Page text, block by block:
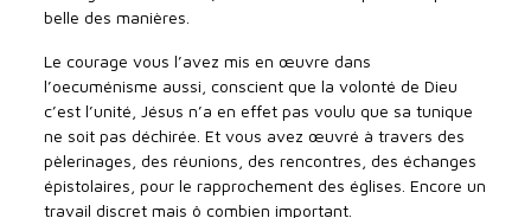
belle des manières.
Le courage vous l’avez mis en œuvre dans
l’oecuménisme aussi, conscient que la volonté de Dieu
c’est l’unité, Jésus n’a en effet pas voulu que sa tunique
ne soit pas déchirée. Et vous avez œuvré à travers des
pèlerinages, des réunions, des rencontres, des échanges
épistolaires, pour le rapprochement des églises. Encore un
travail discret mais ô combien important.